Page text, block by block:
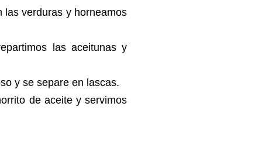
las verduras y horneamos
las aceitunas y
y se separe en lascas.
de aceite y servimos